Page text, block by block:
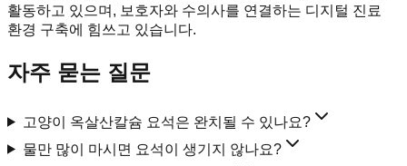
활동하고 있으며, 보호자와 수의사를 연결하는 디지털 진료
환경 구축에 힘쓰고 있습니다.
자주 묻는 질문
고양이 옥살산칼슘 요석은 완치될 수 있나요?
물만 많이 마시면 요석이 생기지 않나요?